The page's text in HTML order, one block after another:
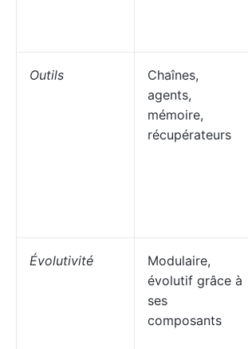
Outils
Chaînes,
agents,
mémoire,
récupérateurs
Évolutivité
Modulaire,
évolutif grâce à
ses
composants